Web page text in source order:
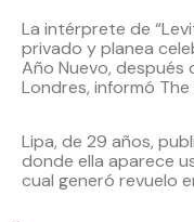
La intérprete de
privado y planea
Año Nuevo, después
Londres, informó The
Lipa, de 29 años,
donde ella aparece
cual generó revuelo